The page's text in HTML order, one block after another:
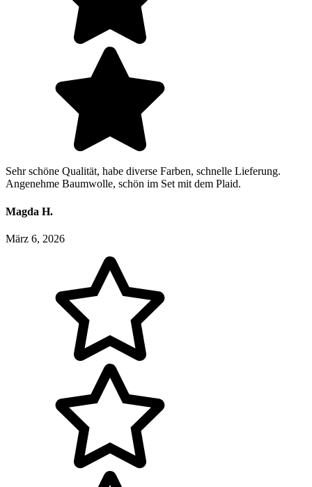
Sehr schöne Qualität, habe diverse Farben, schnelle Lieferung.
Angenehme Baumwolle, schön im Set mit dem Plaid.
Magda H.
März 6, 2026